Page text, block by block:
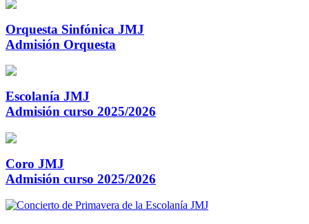
Orquesta Sinfónica JMJ
Admisión Orquesta
Escolanía JMJ
Admisión curso 2025/2026
Coro JMJ
Admisión curso 2025/2026